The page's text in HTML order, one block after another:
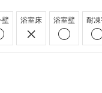
壁 浴室床 浴室壁 耐